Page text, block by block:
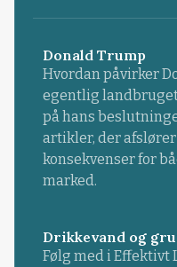
Donald Trump
Hvordan påvirker
egentlig
på hans
artikler, der
konsekvenser for
marked.
Drikkevand og
Følg med i